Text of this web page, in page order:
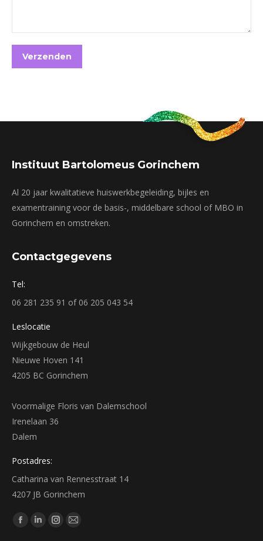
Instituut Bartolomeus Gorinchem
Al 20 jaar kwalitatieve huiswerkbegeleiding, bijles en
examentraining voor de basis-, middelbare school of MBO in
Gorinchem en omstreken.
Contactgegevens
Tel:
06 281 235 91 of 06 205 043 54
Leslocatie
Wijkgebouw de Heul
Nieuwe Hoven 141
4205 BC Gorinchem
Voormalige Floris van Dalemschool
Irenelaan 36
Dalem
Postadres:
Catharina van Rennesstraat 14
4207 JB Gorinchem
Vind ons op:
Facebook
LinkedinInstagram
Mail